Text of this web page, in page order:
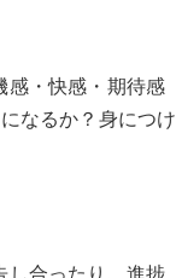
感・快感・期待感
なるか？身につけ